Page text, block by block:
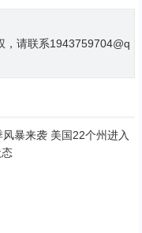
，请联系1943759704@q